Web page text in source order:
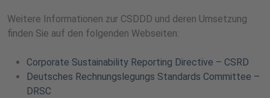
Weitere Informationen zur CSDDD und deren Umsetzung
finden Sie auf den folgenden Webseiten:
Corporate Sustainability Reporting Directive – CSRD
Deutsches Rechnungslegungs Standards Committee –
DRSC